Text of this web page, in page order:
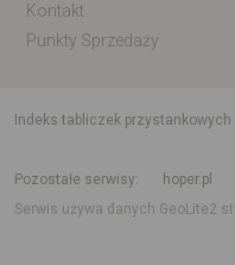
Kontakt
Punkty Sprzedaży
indeks tabliczek przystankowych
Pozostałe serwisy
hoper.pl
Serwis używa danych GeoLite2